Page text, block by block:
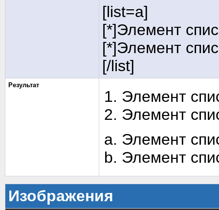
[list=a]
[*]Элемент
[*]Элемент
[/list]
Результат
Элемент
Элемент
Элемент
Элемент
Изображения